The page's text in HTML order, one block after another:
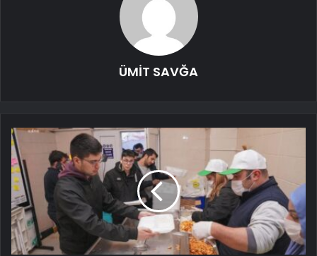
ÜMİT SAVĞA